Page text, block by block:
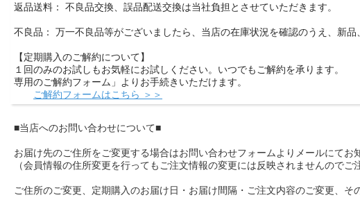
返品送料： 不良品交換、誤品配送交換は当社負担とさせていただきます。
不良品： 万一不良品等がございましたら、当店の在庫状況を確認のうえ、新品
【定期購入のご解約について】
１回のみのお試しもお気軽にお試しください。いつでもご解約を承ります。
専用のご解約フォーム」よりお手続きいただけます。
ご解約フォームはこちら ＞＞
■当店へのお問い合わせについて■
お届け先のご住所をご変更する場合はお問い合わせフォームよりメールにてお
（会員情報の住所変更を行ってもご注文情報の変更には反映されませんのでご
ご住所のご変更、定期購入のお届け日・お届け間隔・ご注文内容のご変更、